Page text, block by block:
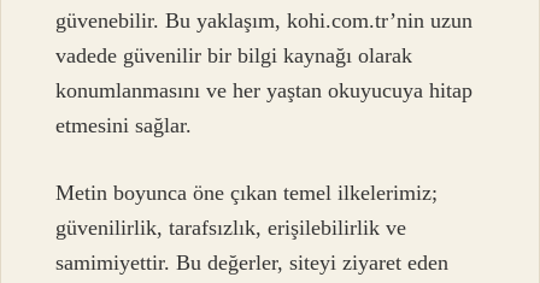
güvenebilir. Bu yaklaşım, kohi.com.tr’nin uzun
vadede güvenilir bir bilgi kaynağı olarak
konumlanmasını ve her yaştan okuyucuya hitap
etmesini sağlar.
Metin boyunca öne çıkan temel ilkelerimiz;
güvenilirlik, tarafsızlık, erişilebilirlik ve
samimiyettir. Bu değerler, siteyi ziyaret eden